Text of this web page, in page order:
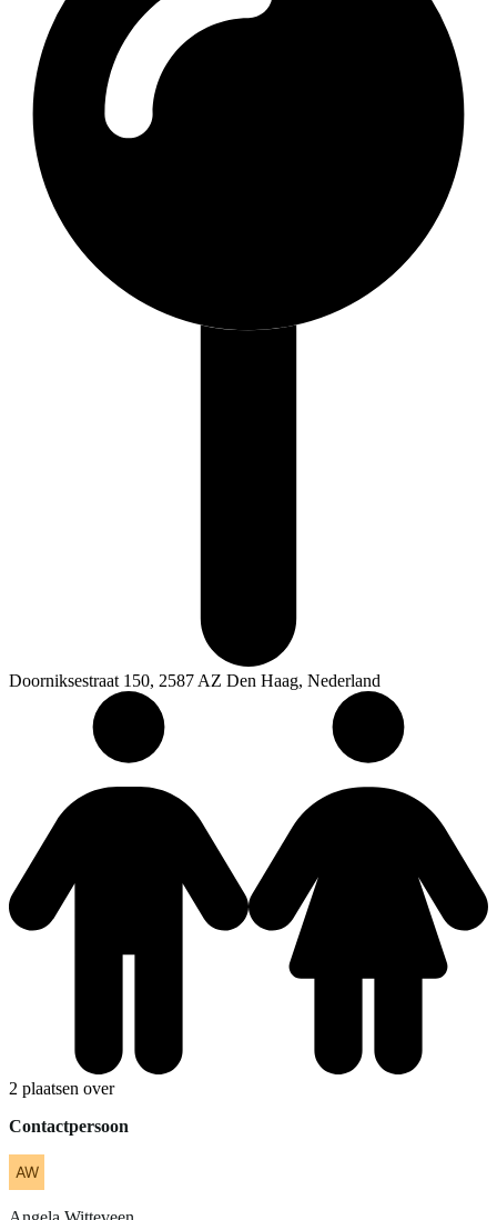
Doorniksestraat 150, 2587 AZ Den Haag, Nederland
2 plaatsen over
Contactpersoon